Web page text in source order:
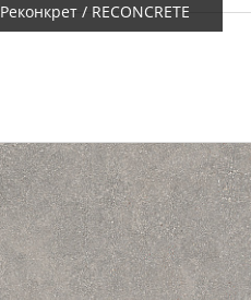
Реконкрет / RECONCRETE